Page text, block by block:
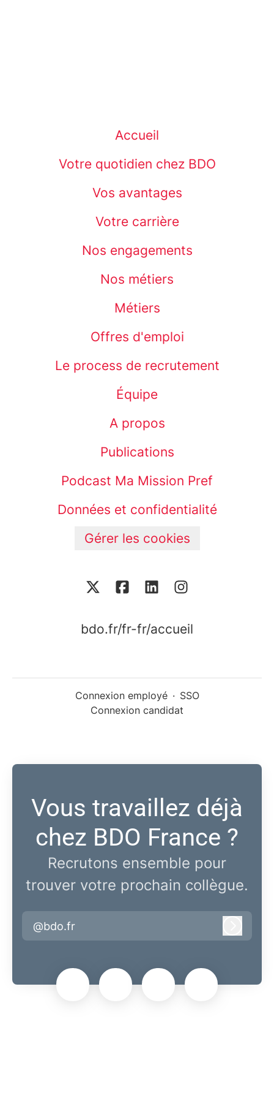
Accueil
Votre quotidien chez BDO
Vos avantages
Votre carrière
Nos engagements
Nos métiers
Métiers
Offres d'emploi
Le process de recrutement
Équipe
A propos
Publications
Podcast Ma Mission Pref
Données et confidentialité
Gérer les cookies
bdo.fr/fr-fr/accueil
Connexion employé · SSO
Connexion candidat
Vous travaillez déjà
chez BDO France ?
Recrutons ensemble pour
trouver votre prochain collègue.
@bdo.fr